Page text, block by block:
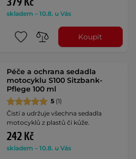
skladem – 10.8. u Vás
Koupit
Péče a ochrana sedadla
motocyklu S100 Sitzbank-
Pflege 100 ml
5 (1)
Čistí a udržuje všechna sedadla
motocyklů z plastů či kůže.
242 Kč
skladem – 10.8. u Vás